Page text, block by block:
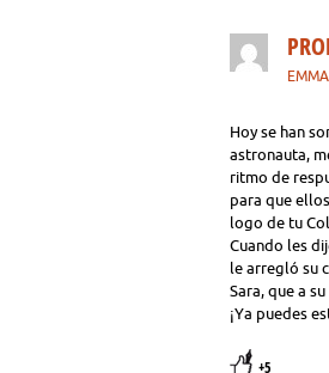
Hoy se han
astronauta,
ritmo de
para que
logo de tu
Cuando les
le arregló su
Sara, que a
¡Ya puedes
+5